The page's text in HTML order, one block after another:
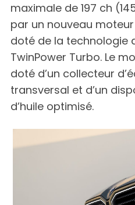
maximale de 197 ch
par un nouveau
doté de la technologie
TwinPower Turbo. Le
doté d’un collecteur
transversal et d’un
d’huile optimisé.